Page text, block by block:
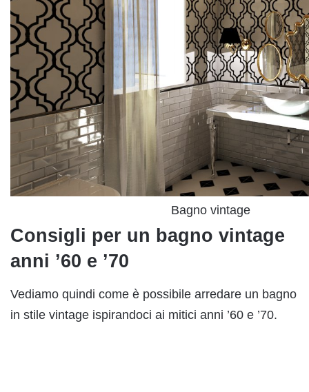
Bagno vintage
Consigli per un bagno vintage
anni ’60 e ’70
Vediamo quindi come è possibile arredare un bagno
in stile vintage ispirandoci ai mitici anni ’60 e ’70.